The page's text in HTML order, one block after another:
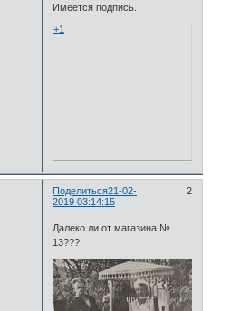
Имеется подпись.
+1
Поделиться 2
21-02-
2019 03:14:15
Далеко ли от магазина №
13???